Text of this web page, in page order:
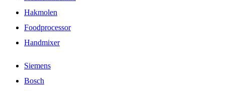
Hakmolen
Foodprocessor
Handmixer
Siemens
Bosch